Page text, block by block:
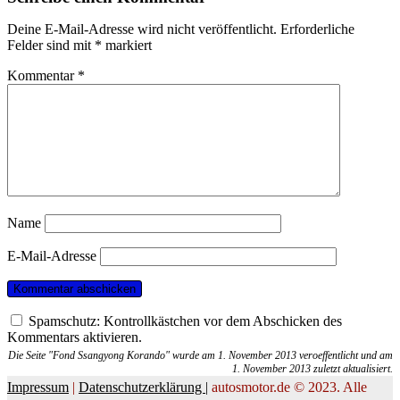
Deine E-Mail-Adresse wird nicht veröffentlicht. Erforderliche
Felder sind mit * markiert
Kommentar *
Name
E-Mail-Adresse
Spamschutz: Kontrollkästchen vor dem Abschicken des
Kommentars aktivieren.
Die Seite "Fond Ssangyong Korando" wurde am 1. November 2013 veroeffentlicht und am
1. November 2013 zuletzt aktualisiert.
Impressum | Datenschutzerklärung | autosmotor.de © 2023. Alle